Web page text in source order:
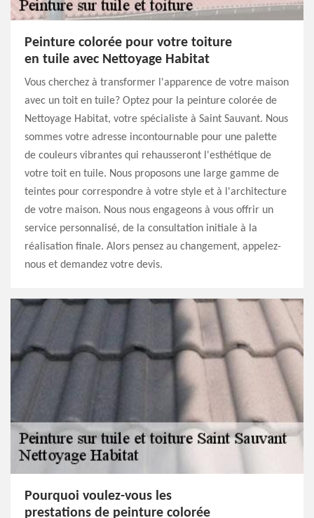
Peinture colorée pour votre toiture
en tuile avec Nettoyage Habitat
Vous cherchez à transformer l'apparence de votre maison
avec un toit en tuile? Optez pour la peinture colorée de
Nettoyage Habitat, votre spécialiste à Saint Sauvant. Nous
sommes votre adresse incontournable pour une palette
de couleurs vibrantes qui rehausseront l'esthétique de
votre toit en tuile. Nous proposons une large gamme de
teintes pour correspondre à votre style et à l'architecture
de votre maison. Nous nous engageons à vous offrir un
service personnalisé, de la consultation initiale à la
réalisation finale. Alors pensez au changement, appelez-
nous et demandez votre devis.
Pourquoi voulez-vous les
prestations de peinture colorée